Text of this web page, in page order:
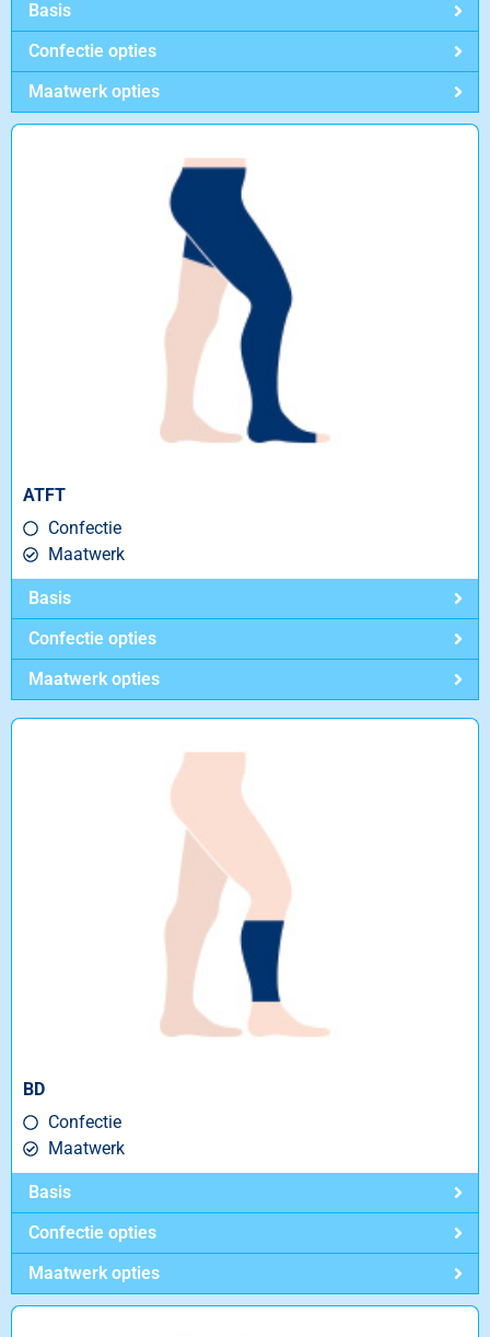
Basis
Confectie opties
Maatwerk opties
ATFT
Confectie
Maatwerk
Basis
Confectie opties
Maatwerk opties
BD
Confectie
Maatwerk
Basis
Confectie opties
Maatwerk opties